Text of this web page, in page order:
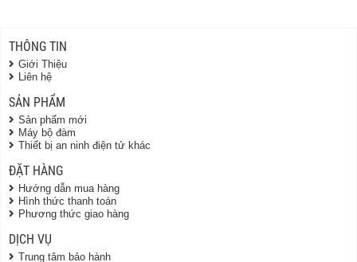
THÔNG TIN
Giới Thiệu
Liên hệ
SẢN PHẨM
Sản phẩm mới
Máy bộ đàm
Thiết bị an ninh điện tử khác
ĐẶT HÀNG
Hướng dẫn mua hàng
Hình thức thanh toán
Phương thức giao hàng
DỊCH VỤ
Trung tâm bảo hành